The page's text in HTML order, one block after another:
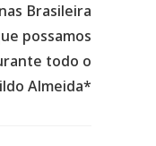
Brasileira
possamos
todo o
Almeida*